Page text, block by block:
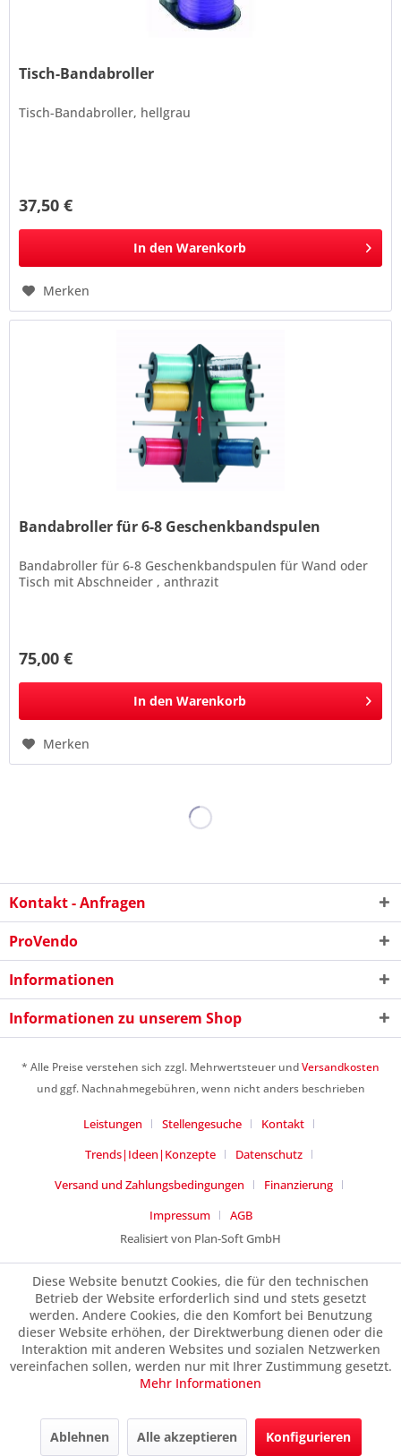
Tisch-Bandabroller
Tisch-Bandabroller, hellgrau
37,50 €
In den Warenkorb
Merken
Bandabroller für 6-8 Geschenkbandspulen
Bandabroller für 6-8 Geschenkbandspulen für Wand oder
Tisch mit Abschneider , anthrazit
75,00 €
In den Warenkorb
Merken
Kontakt - Anfragen
ProVendo
Informationen
Informationen zu unserem Shop
* Alle Preise verstehen sich zzgl. Mehrwertsteuer undVersandkosten
und ggf. Nachnahmegebühren, wenn nicht anders beschrieben
Leistungen Stellengesuche
Kontakt
Trends|Ideen|Konzepte
Datenschutz
Versand und Zahlungsbedingungen
Finanzierung
Impressum
AGB
Realisiert von Plan-Soft GmbH
Diese Website benutzt Cookies, die für den technischen
Betrieb der Website erforderlich sind und stets gesetzt
werden. Andere Cookies, die den Komfort bei Benutzung
dieser Website erhöhen, der Direktwerbung dienen oder die
Interaktion mit anderen Websites und sozialen Netzwerken
vereinfachen sollen, werden nur mit Ihrer Zustimmung gesetzt.
Mehr Informationen
Ablehnen Alle akzeptieren Konfigurieren